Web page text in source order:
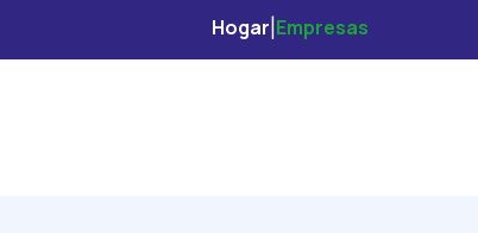
Hogar Empresas